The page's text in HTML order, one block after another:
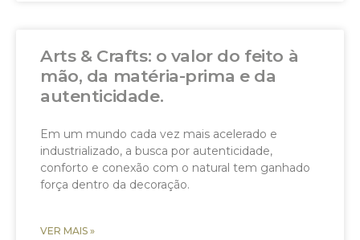
Arts & Crafts: o valor do feito à
mão, da matéria-prima e da
autenticidade.
Em um mundo cada vez mais acelerado e
industrializado, a busca por autenticidade,
conforto e conexão com o natural tem ganhado
força dentro da decoração.
VER MAIS »